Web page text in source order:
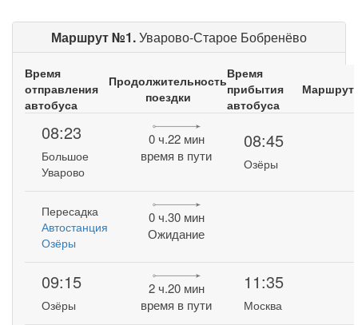
Маршрут №1.Уварово-Старое Бобренёво
Время
отправления
автобуса
Продолжительность
поездки
Время
прибытия
автобуса
Маршрут
08:23
Большое
Уварово
0 ч.22 мин
время в пути
08:45
Озёры
Пересадка
Автостанция
Озёры
0 ч.30 мин
Ожидание
09:15
Озёры
2 ч.20 мин
время в пути
11:35
Москва